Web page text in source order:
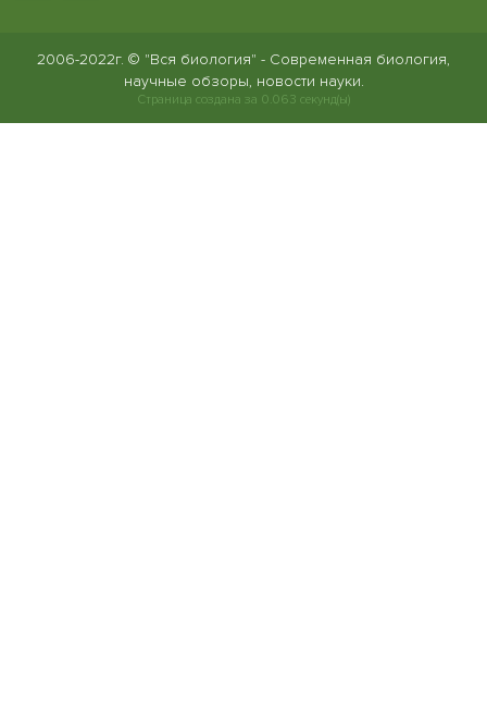
2006-2022г. © "Вся биология" - Современная биология,
научные обзоры, новости науки.
Страница создана за 0.063 секунд(ы)